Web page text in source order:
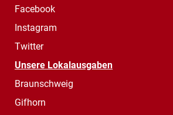
Facebook
Instagram
Twitter
Unsere Lokalausgaben
Braunschweig
Gifhorn